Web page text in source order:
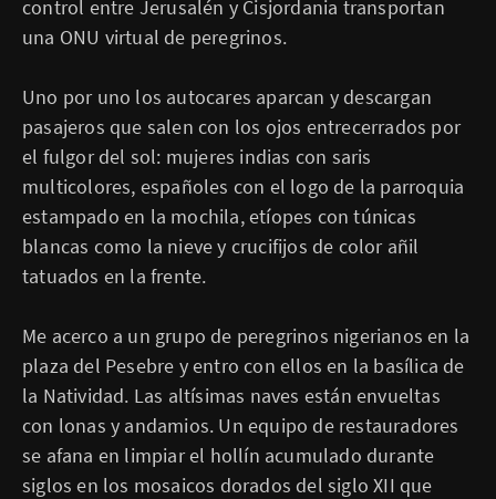
control entre Jerusalén y Cisjordania transportan
una ONU virtual de peregrinos.
Uno por uno los autocares aparcan y descargan
pasajeros que salen con los ojos entrecerrados por
el fulgor del sol: mujeres indias con saris
multicolores, españoles con el logo de la parroquia
estampado en la mochila, etíopes con túnicas
blancas como la nieve y crucifijos de color añil
tatuados en la frente.
Me acerco a un grupo de peregrinos nigerianos en la
plaza del Pesebre y entro con ellos en la ba­sílica de
la Natividad. Las altísimas naves están envueltas
con lonas y andamios. Un equipo de restauradores
se afana en limpiar el hollín acumulado durante
siglos en los mosaicos dorados del siglo XII que